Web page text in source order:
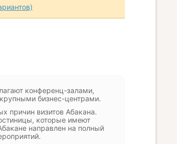
конференц-залами,
бизнес-центрами.
причин визитов Абакана.
которые имеют
направлен на полный